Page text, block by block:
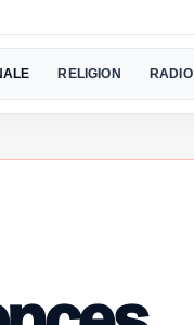
RELIGION RADIO